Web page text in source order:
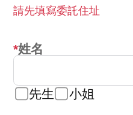
請先填寫委託住址
姓名
先生 小姐